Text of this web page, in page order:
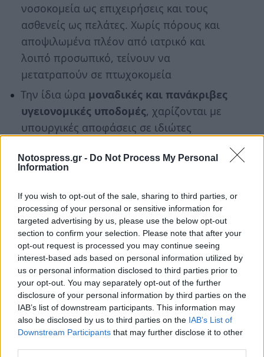
Notospress.gr - Do Not Process My Personal
Information
If you wish to opt-out of the sale, sharing to third parties, or
processing of your personal or sensitive information for
targeted advertising by us, please use the below opt-out
section to confirm your selection. Please note that after your
opt-out request is processed you may continue seeing
interest-based ads based on personal information utilized by
us or personal information disclosed to third parties prior to
your opt-out. You may separately opt-out of the further
disclosure of your personal information by third parties on the
IAB’s list of downstream participants. This information may
also be disclosed by us to third parties on the IAB’s List of
Downstream Participants that may further disclose it to other
νοσοκομεία ως επιχειρήσεις και τους
ασθενείς ως πελάτες. Χωρίς πόρους και
αποψιλωμένα πλέον από ιατρικό και
λοιπό προσωπικό, τείνουν να
μετατραπούν σε πτωχοκομεία
Την ίδια ώρα μοναδικές και πανάκριβες
υγειονομικές υποδομές, χαρίζονται με
υπουργικές αποφάσεις σε ιδιώτες
Μεευθύνη των κυβερνώντων
δικτύων αρπαγής και λεηλάτησης της
δημόσιας περιουσίας. Η δημόσια ζωή
συγκλονίζεται καθημερινά από νέες
απάτες ημετέρων και προστατευόμενων
των κυβερνώντων – διαχειριστών
ΗΔημοκρατίαως λειτουργία ακυρώνεται
μέσα από τη δημιουργία και την δράση
σκοτεινών, αδίστακτων και ανεξέλεγκτων
δικτύων παρακολούθησης πολιτικών –
οικονομικών – στρατιωτικών και άλλων